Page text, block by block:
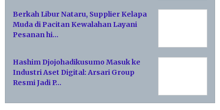
Berkah Libur Nataru, Supplier Kelapa
Muda di Pacitan Kewalahan Layani
Pesanan hi…
Hashim Djojohadikusumo Masuk ke
Industri Aset Digital: Arsari Group
Resmi Jadi P…